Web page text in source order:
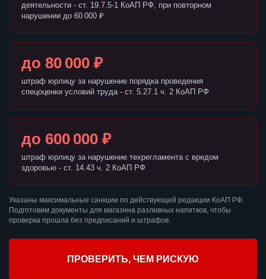
деятельности - ст. 19.7.5-1 КоАП РФ, при повторном
нарушении до 60 000 ₽
до 80 000 ₽
штраф юрлицу за нарушение порядка проведения
спецоценки условий труда - ст. 5.27.1 ч. 2 КоАП РФ
до 600 000 ₽
штраф юрлицу за нарушение техрегламента с вредом
здоровью - ст. 14.43 ч. 2 КоАП РФ
Указаны максимальные санкции по действующей редакции КоАП РФ.
Подготовим документы для магазина разливных напитков, чтобы
проверка прошла без предписаний и штрафов.
ПРОВЕРИТЬ, ЧЕМ РИСКУЮ